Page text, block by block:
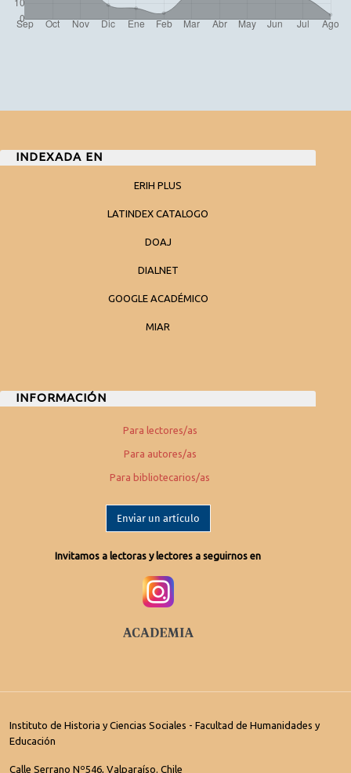
INDEXADA EN
ERIH PLUS
LATINDEX CATALOGO
DOAJ
DIALNET
GOOGLE ACADÉMICO
MIAR
INFORMACIÓN
Para lectores/as
Para autores/as
Para bibliotecarios/as
Enviar un artículo
Invitamos a lectoras y lectores a seguirnos en
Instituto de Historia y Ciencias Sociales - Facultad de Humanidades y
Educación
Calle Serrano Nº546, Valparaíso. Chile